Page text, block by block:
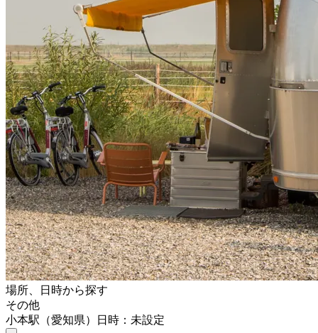
場所、日時から探す
その他
小本駅（愛知県）
日時：未設定